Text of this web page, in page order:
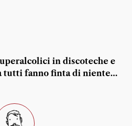
in discoteche e
tutti fanno finta di niente…